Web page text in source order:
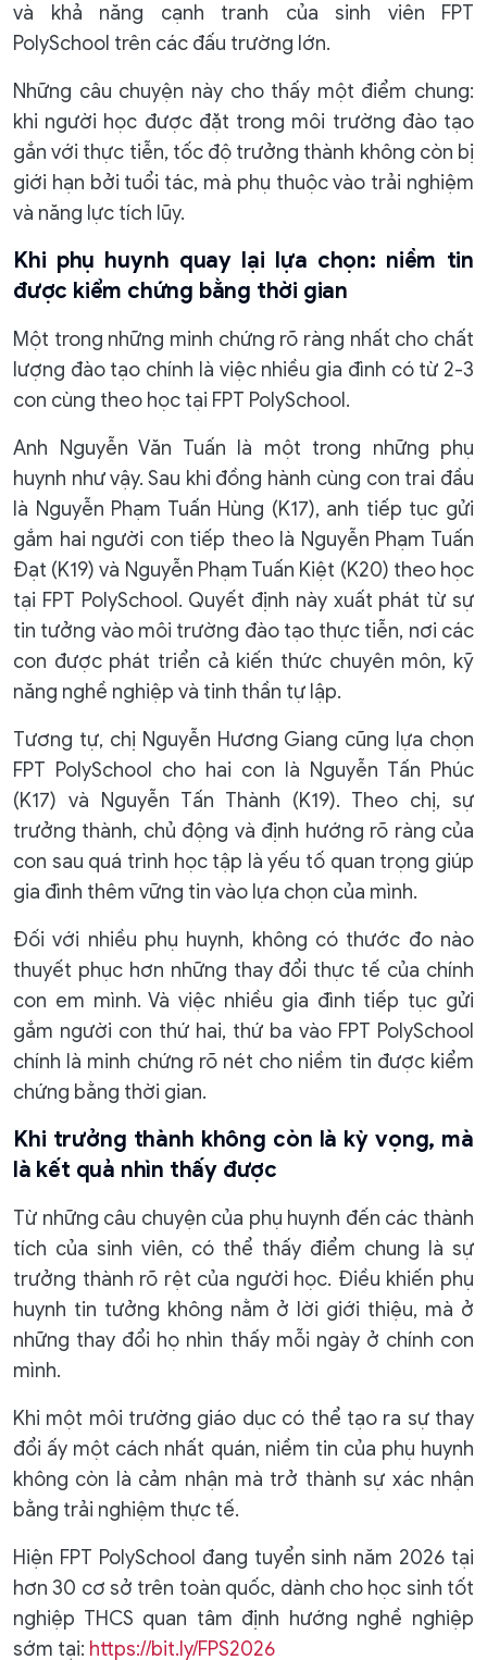
và khả năng cạnh tranh của sinh viên FPT
PolySchool trên các đấu trường lớn.
Những câu chuyện này cho thấy một điểm chung:
khi người học được đặt trong môi trường đào tạo
gắn với thực tiễn, tốc độ trưởng thành không còn bị
giới hạn bởi tuổi tác, mà phụ thuộc vào trải nghiệm
và năng lực tích lũy.
Khi phụ huynh quay lại lựa chọn: niềm tin
được kiểm chứng bằng thời gian
Một trong những minh chứng rõ ràng nhất cho chất
lượng đào tạo chính là việc nhiều gia đình có từ 2-3
con cùng theo học tại FPT PolySchool.
Anh Nguyễn Văn Tuấn là một trong những phụ
huynh như vậy. Sau khi đồng hành cùng con trai đầu
là Nguyễn Phạm Tuấn Hùng (K17), anh tiếp tục gửi
gắm hai người con tiếp theo là Nguyễn Phạm Tuấn
Đạt (K19) và Nguyễn Phạm Tuấn Kiệt (K20) theo học
tại FPT PolySchool. Quyết định này xuất phát từ sự
tin tưởng vào môi trường đào tạo thực tiễn, nơi các
con được phát triển cả kiến thức chuyên môn, kỹ
năng nghề nghiệp và tinh thần tự lập.
Tương tự, chị Nguyễn Hương Giang cũng lựa chọn
FPT PolySchool cho hai con là Nguyễn Tấn Phúc
(K17) và Nguyễn Tấn Thành (K19). Theo chị, sự
trưởng thành, chủ động và định hướng rõ ràng của
con sau quá trình học tập là yếu tố quan trọng giúp
gia đình thêm vững tin vào lựa chọn của mình.
Đối với nhiều phụ huynh, không có thước đo nào
thuyết phục hơn những thay đổi thực tế của chính
con em mình. Và việc nhiều gia đình tiếp tục gửi
gắm người con thứ hai, thứ ba vào FPT PolySchool
chính là minh chứng rõ nét cho niềm tin được kiểm
chứng bằng thời gian.
Khi trưởng thành không còn là kỳ vọng, mà
là kết quả nhìn thấy được
Từ những câu chuyện của phụ huynh đến các thành
tích của sinh viên, có thể thấy điểm chung là sự
trưởng thành rõ rệt của người học. Điều khiến phụ
huynh tin tưởng không nằm ở lời giới thiệu, mà ở
những thay đổi họ nhìn thấy mỗi ngày ở chính con
mình.
Khi một môi trường giáo dục có thể tạo ra sự thay
đổi ấy một cách nhất quán, niềm tin của phụ huynh
không còn là cảm nhận mà trở thành sự xác nhận
bằng trải nghiệm thực tế.
Hiện FPT PolySchool đang tuyển sinh năm 2026 tại
hơn 30 cơ sở trên toàn quốc, dành cho học sinh tốt
nghiệp THCS quan tâm định hướng nghề nghiệp
sớm tại: https://bit.ly/FPS2026